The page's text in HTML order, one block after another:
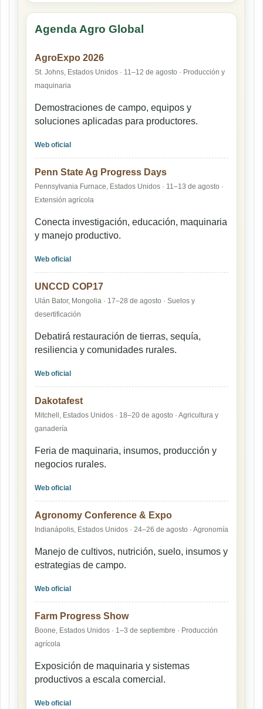
Agenda Agro Global
AgroExpo 2026
St. Johns, Estados Unidos · 11–12 de agosto · Producción y
maquinaria
Demostraciones de campo, equipos y
soluciones aplicadas para productores.
Web oficial
Penn State Ag Progress Days
Pennsylvania Furnace, Estados Unidos · 11–13 de agosto ·
Extensión agrícola
Conecta investigación, educación, maquinaria
y manejo productivo.
Web oficial
UNCCD COP17
Ulán Bator, Mongolia · 17–28 de agosto · Suelos y
desertificación
Debatirá restauración de tierras, sequía,
resiliencia y comunidades rurales.
Web oficial
Dakotafest
Mitchell, Estados Unidos · 18–20 de agosto · Agricultura y
ganadería
Feria de maquinaria, insumos, producción y
negocios rurales.
Web oficial
Agronomy Conference & Expo
Indianápolis, Estados Unidos · 24–26 de agosto · Agronomía
Manejo de cultivos, nutrición, suelo, insumos y
estrategias de campo.
Web oficial
Farm Progress Show
Boone, Estados Unidos · 1–3 de septiembre · Producción
agrícola
Exposición de maquinaria y sistemas
productivos a escala comercial.
Web oficial